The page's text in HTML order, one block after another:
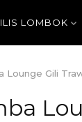
LOMBOK
Lounge Gili